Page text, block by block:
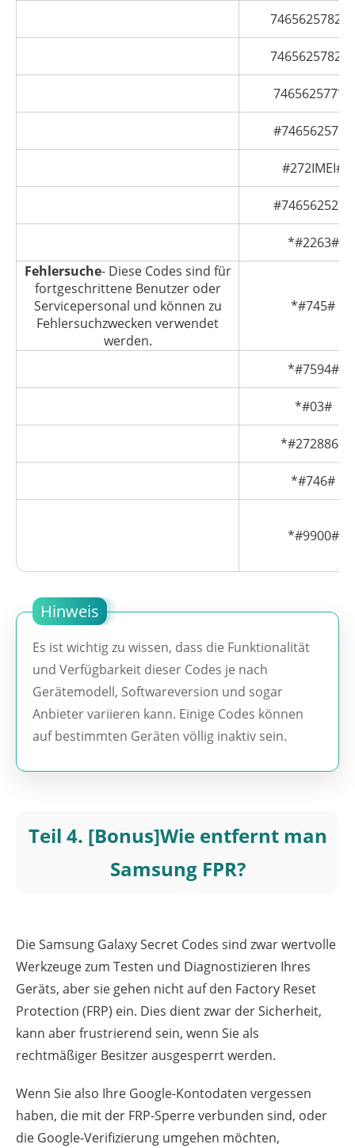
746562577*#
#746562577#
#272IMEI#
#746562527#
*#2263#
Fehlersuche- Diese Codes sind für
fortgeschrittene Benutzer oder
Servicepersonal und können zu
Fehlersuchzwecken verwendet
werden.
*#745#
*#7594#
*#03#
*#272886#
*#746#
*#9900#
Hinweis
Es ist wichtig zu wissen, dass die Funktionalität
und Verfügbarkeit dieser Codes je nach
Gerätemodell, Softwareversion und sogar
Anbieter variieren kann. Einige Codes können
auf bestimmten Geräten völlig inaktiv sein.
Teil 4. [Bonus]Wie entfernt man
Samsung FPR?
Die Samsung Galaxy Secret Codes sind zwar wertvolle
Werkzeuge zum Testen und Diagnostizieren Ihres
Geräts, aber sie gehen nicht auf den Factory Reset
Protection (FRP) ein. Dies dient zwar der Sicherheit,
kann aber frustrierend sein, wenn Sie als
rechtmäßiger Besitzer ausgesperrt werden.
Wenn Sie also Ihre Google-Kontodaten vergessen
haben, die mit der FRP-Sperre verbunden sind, oder
die Google-Verifizierung umgehen möchten,